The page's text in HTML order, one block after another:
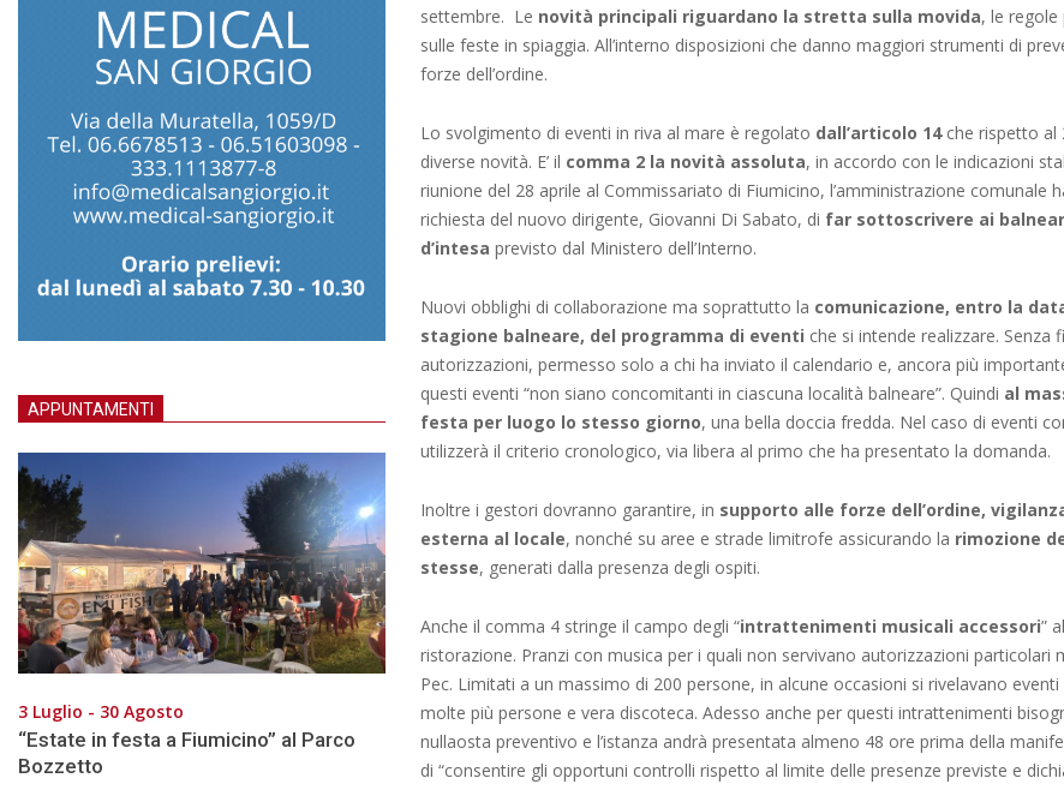
settembre. Le novità principali riguardano la stretta sulla movida, le regole
sulle feste in spiaggia. All’interno disposizioni che danno maggiori strumenti di
forze dell’ordine.
Lo svolgimento di eventi in riva al mare è regolato dall’articolo 14che rispetto al
diverse novità. E’ il comma 2 la novità assoluta, in accordo con le indicazioni
riunione del 28 aprile al Commissariato di Fiumicino, l’amministrazione comunale
richiesta del nuovo dirigente, Giovanni Di Sabato, di far sottoscrivere ai
d’intesa previsto dal Ministero dell’Interno.
Nuovi obblighi di collaborazione ma soprattutto la comunicazione, entro la
stagione balneare, del programma di eventi che si intende realizzare. Senza
autorizzazioni, permesso solo a chi ha inviato il calendario e, ancora più
questi eventi “non siano concomitanti in ciascuna località balneare”. Quindi al
festa per luogo lo stesso giorno, una bella doccia fredda. Nel caso di eventi
utilizzerà il criterio cronologico, via libera al primo che ha presentato la domanda.
Inoltre i gestori dovranno garantire, in supporto alle forze dell’ordine,
esterna al locale, nonché su aree e strade limitrofe assicurando la rimozione
stesse, generati dalla presenza degli ospiti.
Anche il comma 4 stringe il campo degli “intrattenimenti musicali accessori”
ristorazione. Pranzi con musica per i quali non servivano autorizzazioni particolari
Pec. Limitati a un massimo di 200 persone, in alcune occasioni si rivelavano
molte più persone e vera discoteca. Adesso anche per questi intrattenimenti
nullaosta preventivo e l’istanza andrà presentata almeno 48 ore prima della
di “consentire gli opportuni controlli rispetto al limite delle presenze previste e
APPUNTAMENTI
3 Luglio - 30 Agosto
“Estate in festa a Fiumicino” al Parco
Bozzetto